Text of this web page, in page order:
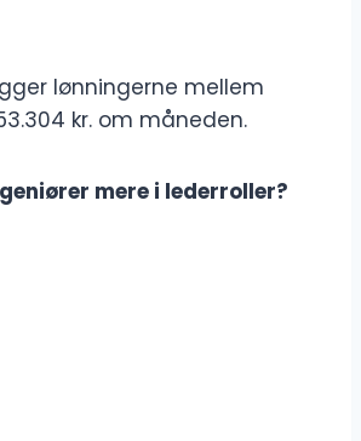
lønningerne mellem
kr. om måneden.
mere i lederroller?